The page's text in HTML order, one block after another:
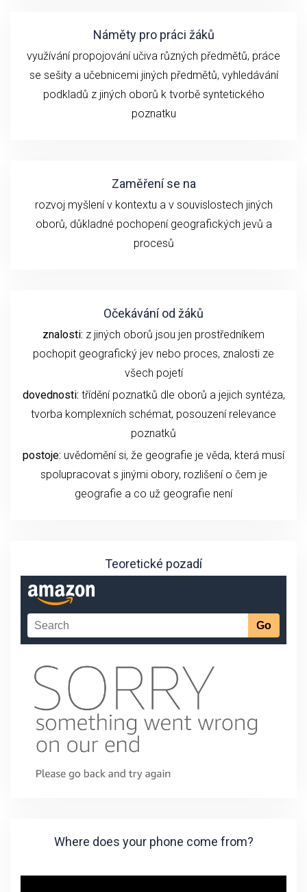
Náměty pro práci žáků
využívání propojování učiva různých předmětů, práce
se sešity a učebnicemi jiných předmětů, vyhledávání
podkladů z jiných oborů k tvorbě syntetického
poznatku
Zaměření se na
rozvoj myšlení v kontextu a v souvislostech jiných
oborů, důkladné pochopení geografických jevů a
procesů
Očekávání od žáků
znalosti: z jiných oborů jsou jen prostředníkem
pochopit geografický jev nebo proces, znalosti ze
všech pojetí
dovednosti: třídění poznatků dle oborů a jejich syntéza,
tvorba komplexních schémat, posouzení relevance
poznatků
postoje: uvědomění si, že geografie je věda, která musí
spolupracovat s jinými obory, rozlišení o čem je
geografie a co už geografie není
Teoretické pozadí
Where does your phone come from?